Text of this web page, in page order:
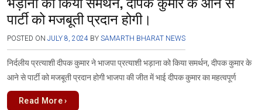
पार्टी को मजबूती प्रदान होगी।
POSTED ON JULY 8, 2024 BY SAMARTH BHARAT NEWS
निर्दलीय प्रत्याशी दीपक कुमार ने भाजपा प्रत्याशी भड़ाना को किया समर्थन, दीपक कुमार के
आने से पार्टी को मजबूती प्रदान होगी भाजपा की जीत में भाई दीपक कुमार का महत्वपूर्ण
Read More ›